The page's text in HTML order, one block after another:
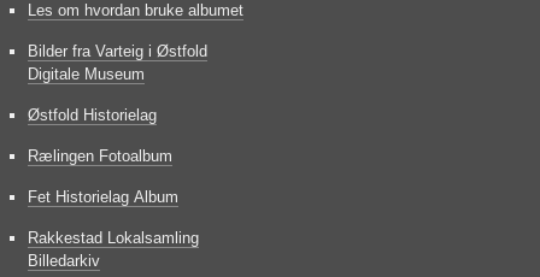
Les om hvordan bruke albumet
Bilder fra Varteig i Østfold
Digitale Museum
Østfold Historielag
Rælingen Fotoalbum
Fet Historielag Album
Rakkestad Lokalsamling
Billedarkiv